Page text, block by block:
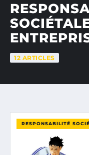
12 ARTICLES
RESPONSABILITÉ